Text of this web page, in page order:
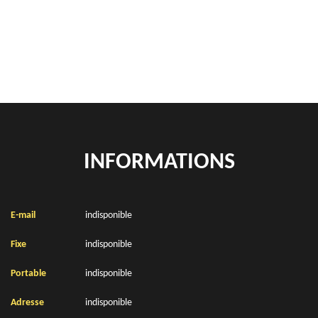
INFORMATIONS
E-mail indisponible
Fixe indisponible
Portable indisponible
Adresse indisponible